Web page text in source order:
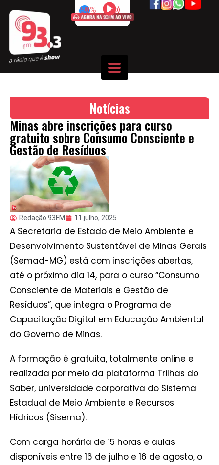
50%
Notícias
Minas abre inscrições para curso
gratuito sobre Consumo Consciente e
Gestão de Resíduos
Redação 93FM 11 julho, 2025
A Secretaria de Estado de Meio Ambiente e
Desenvolvimento Sustentável de Minas Gerais
(Semad-MG) está com inscrições abertas,
até o próximo dia 14, para o curso “Consumo
Consciente de Materiais e Gestão de
Resíduos”, que integra o Programa de
Capacitação Digital em Educação Ambiental
do Governo de Minas.
A formação é gratuita, totalmente online e
realizada por meio da plataforma Trilhas do
Saber, universidade corporativa do Sistema
Estadual de Meio Ambiente e Recursos
Hídricos (Sisema).
Com carga horária de 15 horas e aulas
disponíveis entre 16 de julho e 16 de agosto, o